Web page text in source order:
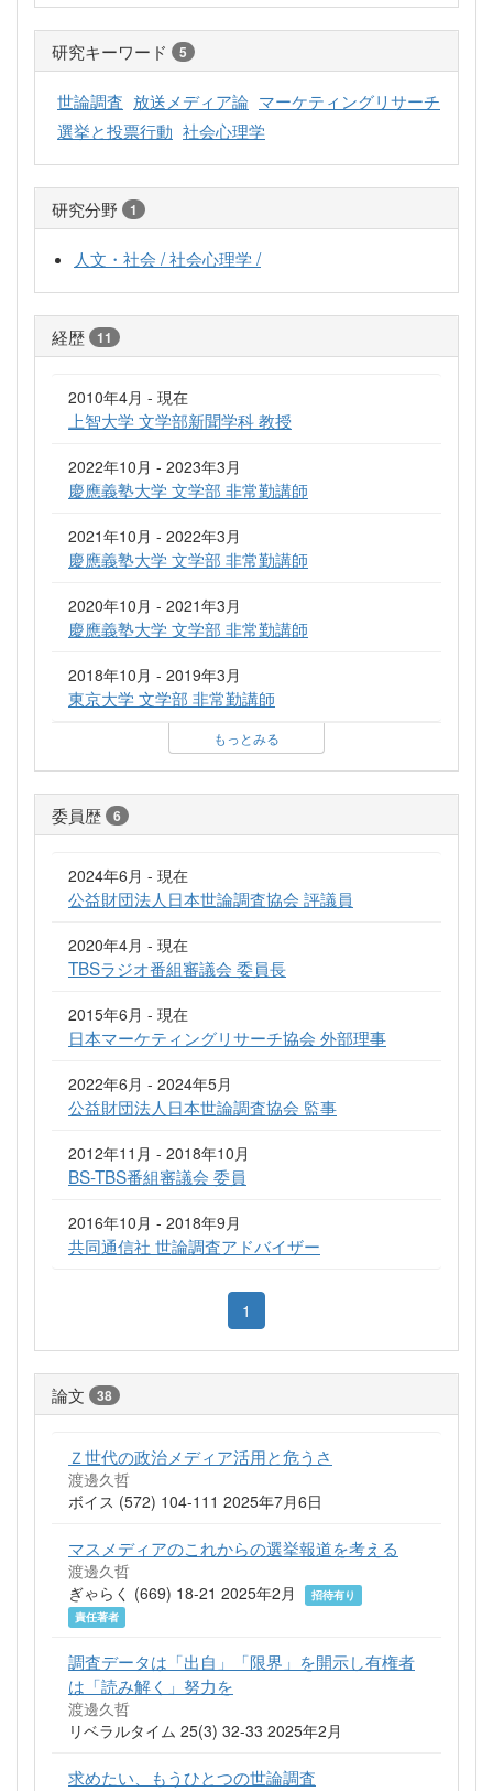
研究キーワード 5
世論調査 放送メディア論 マーケティングリサーチ
選挙と投票行動 社会心理学
研究分野 1
人文・社会 / 社会心理学 /
経歴 11
2010年4月 - 現在
上智大学 文学部新聞学科 教授
2022年10月 - 2023年3月
慶應義塾大学 文学部 非常勤講師
2021年10月 - 2022年3月
慶應義塾大学 文学部 非常勤講師
2020年10月 - 2021年3月
慶應義塾大学 文学部 非常勤講師
2018年10月 - 2019年3月
東京大学 文学部 非常勤講師
もっとみる
委員歴 6
2024年6月 - 現在
公益財団法人日本世論調査協会 評議員
2020年4月 - 現在
TBSラジオ番組審議会 委員長
2015年6月 - 現在
日本マーケティングリサーチ協会 外部理事
2022年6月 - 2024年5月
公益財団法人日本世論調査協会 監事
2012年11月 - 2018年10月
BS-TBS番組審議会 委員
2016年10月 - 2018年9月
共同通信社 世論調査アドバイザー
1
論文 38
Ｚ世代の政治メディア活用と危うさ
渡邊久哲
ボイス (572) 104-111 2025年7月6日
マスメディアのこれからの選挙報道を考える
渡邊久哲
ぎゃらく (669) 18-21 2025年2月
招待有り
責任著者
調査データは「出自」「限界」を開示し有権者
は「読み解く」努力を
渡邊久哲
リベラルタイム 25(3) 32-33 2025年2月
求めたい、もうひとつの世論調査